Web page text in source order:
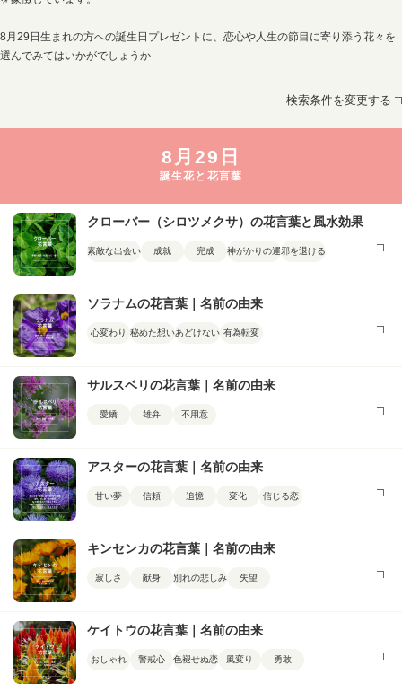
8月29日生まれの方への誕生日プレゼントに、恋心や人生の節目に寄り添う花々を
選んでみてはいかがでしょうか
検索条件を変更する
8月29日
誕生花と花言葉
クローバー（シロツメクサ）の花言葉と風水効果
素敵な出会い 成就 完成 神がかりの運邪を退ける
ソラナムの花言葉｜名前の由来
心変わり 秘めた想いあどけない 有為転変
サルスベリの花言葉｜名前の由来
愛嬌 雄弁 不用意
アスターの花言葉｜名前の由来
甘い夢 信頼 追憶 変化 信じる恋
キンセンカの花言葉｜名前の由来
寂しさ 献身 別れの悲しみ 失望
ケイトウの花言葉｜名前の由来
おしゃれ 警戒心 色褪せぬ恋 風変り 勇敢